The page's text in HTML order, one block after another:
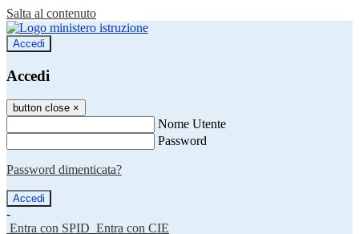
Salta al contenuto
Accedi
Accedi
button close ×
Nome Utente
Password
Password dimenticata?
-
Entra con SPID Entra con CIE